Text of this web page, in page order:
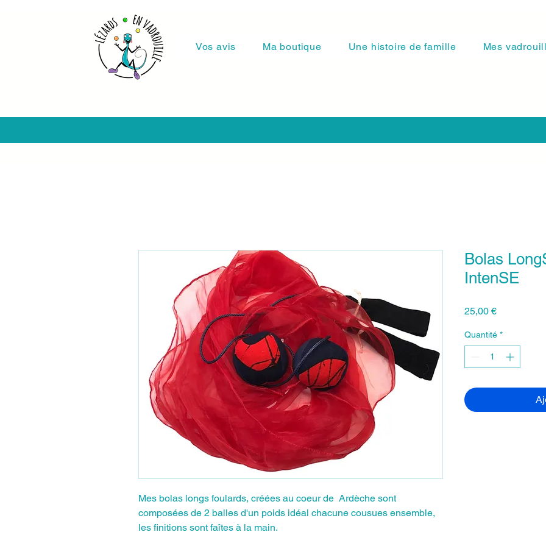
Vos avis Ma boutique Une histoire de famille Mes
Mes bolas longs foulards, créées au coeur de Ardèche sont
composées de 2 balles d'un poids idéal chacune cousues ensemble,
les finitions sont faîtes à la main.
Bolas
IntenSE
25,00 €Prix
Quantité *